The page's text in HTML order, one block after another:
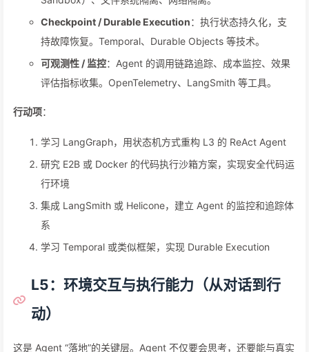
Checkpoint / Durable Execution：执行状态持久化，支
持故障恢复。Temporal、Durable Objects 等技术。
可观测性 / 监控：Agent 的调用链路追踪、成本监控、效果
评估指标收集。OpenTelemetry、LangSmith 等工具。
行动项：
学习 LangGraph，用状态机方式重构 L3 的 ReAct Agent
研究 E2B 或 Docker 的代码执行沙箱方案，实现安全代码运
行环境
集成 LangSmith 或 Helicone，建立 Agent 的监控和追踪体
系
学习 Temporal 或类似框架，实现 Durable Execution
L5：环境交互与执行能力（从对话到行
动）
这是 Agent “落地”的关键层。Agent 不仅要会思考，还要能与真实